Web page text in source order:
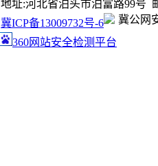
地址:河北省泊头市泊富路99号
冀ICP备13009732号-6
冀公网
360网站安全检测平台